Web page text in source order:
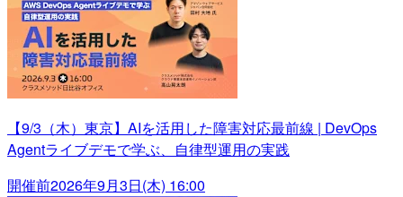
【9/3（木）東京】AIを活用した障害対応最前線 | DevOps
Agentライブデモで学ぶ、自律型運用の実践
開催前2026年9月3日(木) 16:00